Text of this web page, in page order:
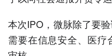
本次IPO，微脉除了要
需要在信息安全、医疗